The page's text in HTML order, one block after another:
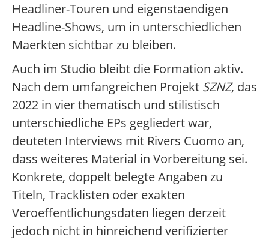
Headliner-Touren und eigenstaendigen
Headline-Shows, um in unterschiedlichen
Maerkten sichtbar zu bleiben.
Auch im Studio bleibt die Formation aktiv.
Nach dem umfangreichen Projekt SZNZ, das
2022 in vier thematisch und stilistisch
unterschiedliche EPs gegliedert war,
deuteten Interviews mit Rivers Cuomo an,
dass weiteres Material in Vorbereitung sei.
Konkrete, doppelt belegte Angaben zu
Titeln, Tracklisten oder exakten
Veroeffentlichungsdaten liegen derzeit
jedoch nicht in hinreichend verifizierter